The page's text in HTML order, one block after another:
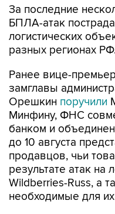
За последние
БПЛА-атак
логистических
разных регионах
Ранее вице-
замглавы
Орешкин поручили
Минфину, ФНС
банком и
до 10 августа
продавцов, чьи
результате атак на
Wildberries-Russ, а
необходимые для их